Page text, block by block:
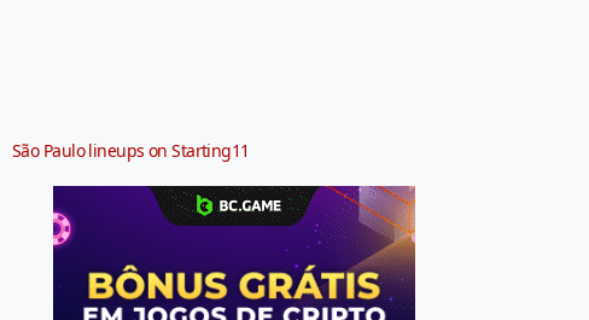
São Paulo lineups on Starting11